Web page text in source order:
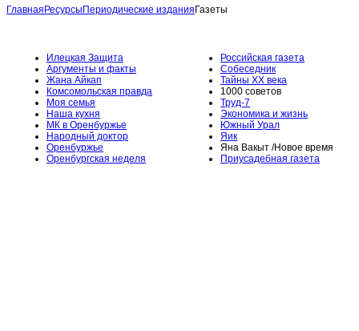
Главная Ресурсы Периодические издания Газеты
Илецкая Защита
Аргументы и факты
Жана Айкап
Комсомольская правда
Моя семья
Наша кухня
МК в Оренбуржье
Народный доктор
Оренбуржье
Оренбургская неделя
Российская газета
Собеседник
Тайны ХХ века
1000 советов
Труд-7
Экономика и жизнь
Южный Урал
Яик
Яна Вакыт /Новое время
Приусадебная газета